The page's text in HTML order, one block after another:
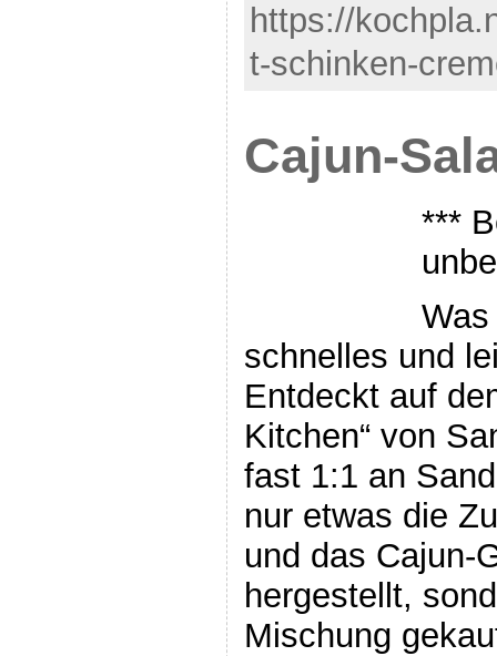
https://
t-schinken-
Cajun-
***
schnelles und
Entdeckt auf
Kitchen“ von
fast 1:1 an
nur etwas die
und das Cajun-
hergestellt,
Mischung